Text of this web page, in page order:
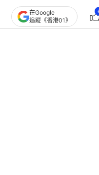
在Google
追蹤《香港01》